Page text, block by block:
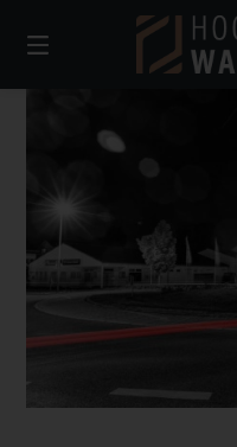
zum
Inhalt